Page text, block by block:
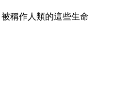
稱作人類的這些生命